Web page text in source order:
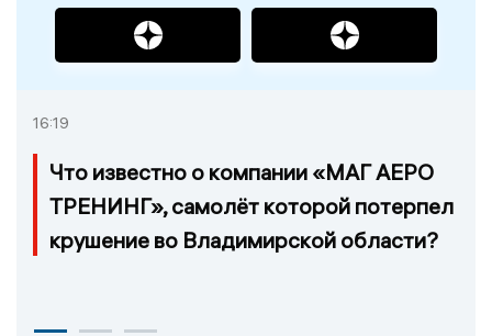
16:19
Что известно о компании «МАГ АЕРО
ТРЕНИНГ», самолёт которой потерпел
крушение во Владимирской области?